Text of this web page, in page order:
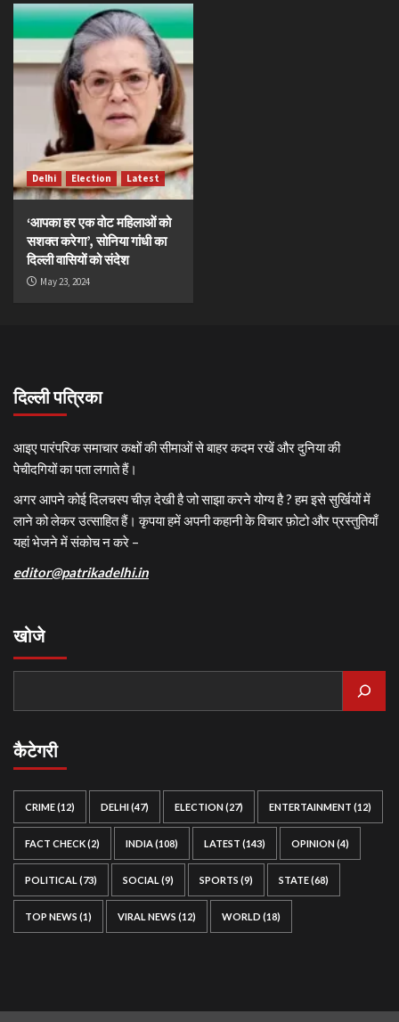
Delhi Election Latest
‘आपका हर एक वोट महिलाओं को
सशक्त करेगा’, सोनिया गांधी का
दिल्ली वासियों को संदेश
May 23, 2024
दिल्ली पत्रिका
आइए पारंपरिक समाचार कक्षों की सीमाओं से बाहर कदम रखें और दुनिया की
पेचीदगियों का पता लगाते हैं।
अगर आपने कोई दिलचस्प चीज़ देखी है जो साझा करने योग्य है ? हम इसे सुर्खियों में
लाने को लेकर उत्साहित हैं। कृपया हमें अपनी कहानी के विचार फ़ोटो और प्रस्तुतियाँ
यहां भेजने में संकोच न करे –
editor@patrikadelhi.in
खोजे
कैटेगरी
CRIME(12) DELHI(47) ELECTION(27) ENTERTAINMENT (12)
FACT CHECK(2) INDIA(108) LATEST (143) OPINION(4)
POLITICAL (73) SOCIAL (9) SPORTS (9) STATE(68)
TOP NEWS (1) VIRAL NEWS (12) WORLD (18)